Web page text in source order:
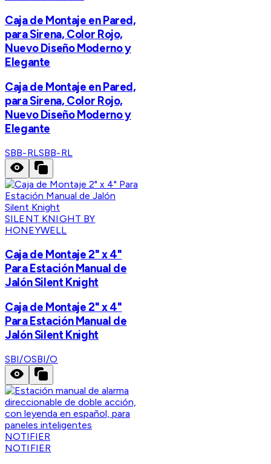
Caja de Montaje en Pared,
para Sirena, Color Rojo,
Nuevo Diseño Moderno y
Elegante
Caja de Montaje en Pared,
para Sirena, Color Rojo,
Nuevo Diseño Moderno y
Elegante
SBB-RLSBB-RL
SILENT KNIGHT BY
HONEYWELL
Caja de Montaje 2" x 4"
Para Estación Manual de
Jalón Silent Knight
Caja de Montaje 2" x 4"
Para Estación Manual de
Jalón Silent Knight
SBI/OSBI/O
NOTIFIER